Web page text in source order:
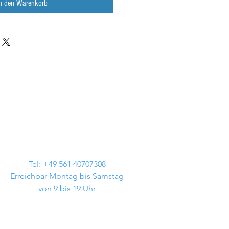
den Warenkorb
Tel: +49 561 40707308
Erreichbar Montag bis Samstag
von 9 bis 19 Uhr